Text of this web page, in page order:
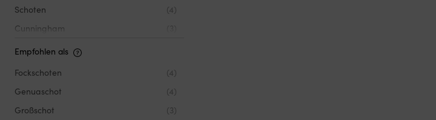
Schoten
(4)
Cunningham
Reffleine
Empfohlen als
Fockschoten
(4)
Genuaschot
(4)
Großschot
(3)